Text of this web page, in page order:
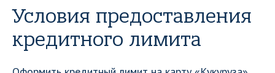
Условия предоставления
кредитного лимита